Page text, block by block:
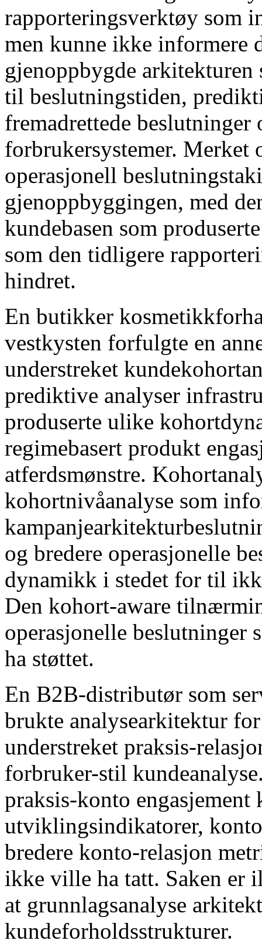
rapporteringsverktøy som
men kunne ikke informere
gjenoppbygde
til beslutningstiden,
fremadrettede
forbrukersystemer. Merket
operasjonell
gjenoppbyggingen, med
kundebasen som
som den tidligere
hindret.
En butikker
vestkysten forfulgte en
understreket
prediktive analyser
produserte ulike
regimebasert produkt
atferdsmønstre.
kohortnivåanalyse som
og bredere operasjonelle
dynamikk i stedet for til
Den kohort-aware
operasjonelle beslutninger
ha støttet.
En B2B-distributør som
brukte analysearkitektur
understreket praksis-
forbruker-stil
praksis-konto
utviklingsindikatorer,
bredere konto-relasjon
ikke ville ha tatt. Saken er
at grunnlagsanalyse
kundeforholdsstrukturer.